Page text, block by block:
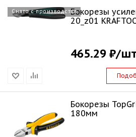
Снято с производстваБокорезы
20_z01
465.29 ₽/шт
Бокорезы
180мм